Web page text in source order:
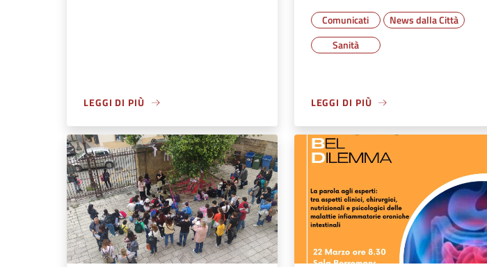
LEGGI DI PIÙ
Comunicati
News dalla Città
Sanità
LEGGI DI PIÙ